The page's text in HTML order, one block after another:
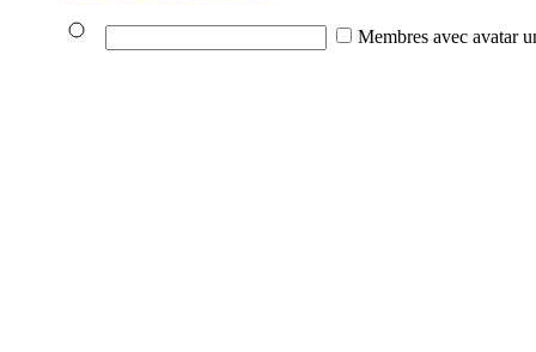
Membres avec avatar